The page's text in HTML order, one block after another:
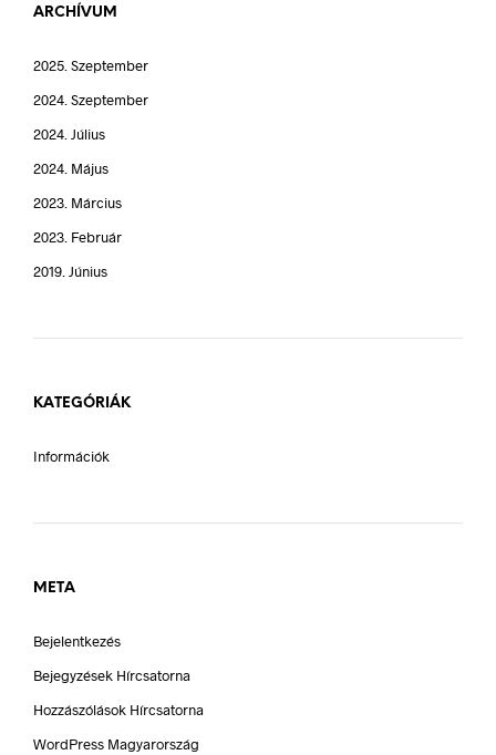
ARCHÍVUM
2025. Szeptember
2024. Szeptember
2024. Július
2024. Május
2023. Március
2023. Február
2019. Június
KATEGÓRIÁK
Információk
META
Bejelentkezés
Bejegyzések Hírcsatorna
Hozzászólások Hírcsatorna
WordPress Magyarország